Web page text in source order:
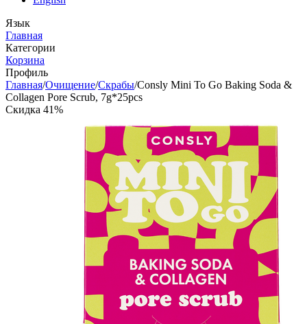
Язык
Главная
Категории
Корзина
Профиль
Главная/Очищение/Скрабы/Consly Mini To Go Baking Soda &
Collagen Pore Scrub, 7g*25pcs
Скидка 41%